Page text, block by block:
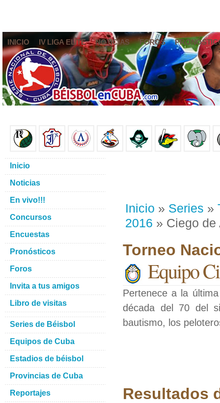
INICIO IV LIGA ELITE NOTICIAS FOROS
Inicio » Series »
2016 » Ciego de
Torneo
Equipo
Pertenece a la
década del 70 del
bautismo, los
Resultados
Inicio
Noticias
En vivo!!!
Concursos
Encuestas
Pronósticos
Foros
Invita a tus amigos
Libro de visitas
Series de Béisbol
Equipos de Cuba
Estadios de béisbol
Provincias de Cuba
Reportajes